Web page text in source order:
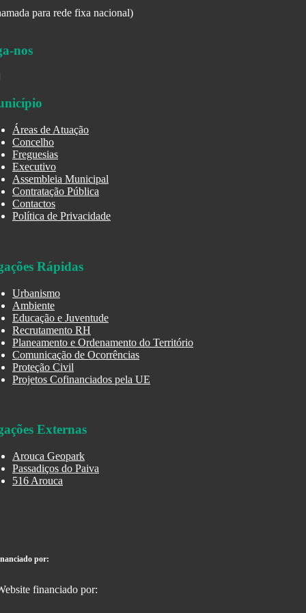
para rede fixa nacional)
nos
Áreas de Atuação
Concelho
Freguesias
Executivo
Assembleia Municipal
Contratação Pública
Contactos
Política de Privacidade
Rápidas
Urbanismo
Ambiente
Educação e Juventude
Recrutamento RH
Planeamento e Ordenamento do Território
Comunicação de Ocorrências
Proteção Civil
Projetos Cofinanciados pela UE
Externas
Arouca Geopark
Passadiços do Paiva
516 Arouca
por: